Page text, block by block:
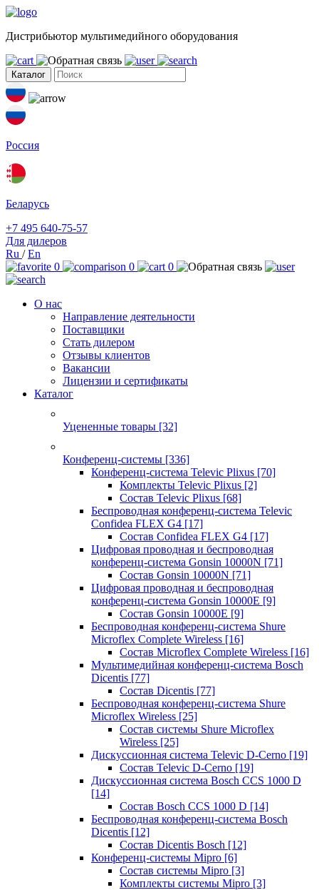
Дистрибьютор мультимедийного оборудования
Каталог
Россия
Беларусь
+7 495 640-75-57
Для дилеров
Ru /En
0
0 0
О нас
Направление деятельности
Поставщики
Стать дилером
Отзывы клиентов
Вакансии
Лицензии и сертификаты
Каталог
Уцененные товары [32]
Конференц-системы [336]
Конференц-система Televic Plixus [70]
Комплекты Televic Plixus [2]
Состав Televic Plixus [68]
Беспроводная конференц-система Televic
Confidea FLEX G4 [17]
Состав Confidea FLEX G4 [17]
Цифровая проводная и беспроводная
конференц-система Gonsin 10000N [71]
Состав Gonsin 10000N [71]
Цифровая проводная и беспроводная
конференц-система Gonsin 10000E [9]
Состав Gonsin 10000E [9]
Беспроводная конференц-система Shure
Microflex Complete Wireless [16]
Состав Microflex Complete Wireless [16]
Мультимедийная конференц-система Bosch
Dicentis [77]
Состав Dicentis [77]
Беспроводная конференц-система Shure
Microflex Wireless [25]
Состав системы Shure Microflex
Wireless [25]
Дискуссионная система Televic D-Cerno [19]
Состав Televic D-Cerno [19]
Дискуссионная система Bosch CCS 1000 D
[14]
Состав Bosch CCS 1000 D [14]
Беспроводная конференц-система Bosch
Dicentis [12]
Состав Dicentis Bosch [12]
Конференц-системы Mipro [6]
Состав системы Mipro [3]
Комплекты системы Mipro [3]